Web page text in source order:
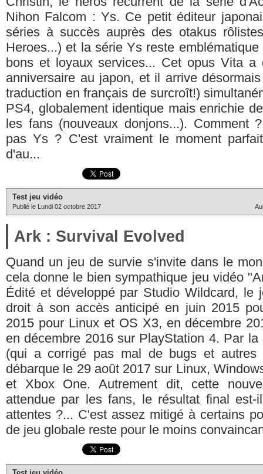
Nihon Falcom : Ys. Ce petit éditeur
séries à succès auprès des otakus
Heroes...) et la série Ys reste
bons et loyaux services... Cet opus Vita a
anniversaire au japon, et il arrive
traduction en français de surcroît!)
PS4, globalement identique mais enrichie
les fans (nouveaux donjons...). Comment
pas Ys ? C'est vraiment le moment
d'au...
Test jeu vidéo
Publié le Lundi 02 octobre 2017
Ark : Survival Evolved
Quand un jeu de survie s'invite dans le
cela donne le bien sympathique jeu vidéo
Édité et développé par Studio Wildcard, le
droit à son accès anticipé en juin 2015
2015 pour Linux et OS X3, en décembre
en décembre 2016 sur PlayStation 4. Par
(qui a corrigé pas mal de bugs et autres
débarque le 29 août 2017 sur Linux,
et Xbox One. Autrement dit, cette
attendue par les fans, le résultat final
attentes ?... C'est assez mitigé à certains
de jeu globale reste pour le moins